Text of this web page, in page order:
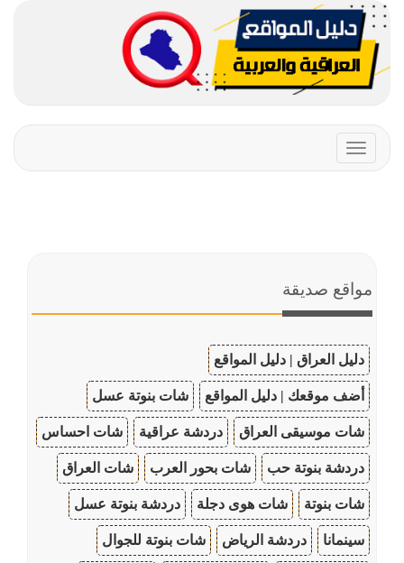
Toggle
navigation
مواقع صديقة
دليل العراق | دليل المواقع
أضف موقعك | دليل المواقع شات بنوتة عسل
شات موسيقى العراق دردشة عراقية شات احساس
دردشة بنوتة حب شات بحور العرب شات العراق
شات بنوتة شات هوى دجلة دردشة بنوتة عسل
سينمانا دردشة الرياض شات بنوتة للجوال